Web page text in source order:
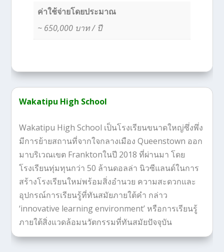
ค่าใช้จ่ายโดยประมาณ
~ 650,000 บาท / ปี
Wakatipu High School
Wakatipu High School เป็นโรงเรียนขนาดใหญ่ซึ่งพึ่ง
มีการย้ายสถานที่จากใจกลางเมือง Queenstown ออก
มาบริเวณเขต Franktonในปี 2018 ที่ผ่านมา โดย
โรงเรียนทุ่มทุนกว่า 50 ล้านดอลล่า นิวซีแลนด์ในการ
สร้างโรงเรียนใหม่พร้อมสิ่งอำนวย ความสะดวกและ
อุปกรณ์การเรียนรู้ที่ทันสมัยภายใต้คำ กล่าว
‘innovative learning environment’ หรือการเรียนรู้
ภายใต้สิ่งแวดล้อมนวัตกรรมที่ทันสมัยปัจจุบัน